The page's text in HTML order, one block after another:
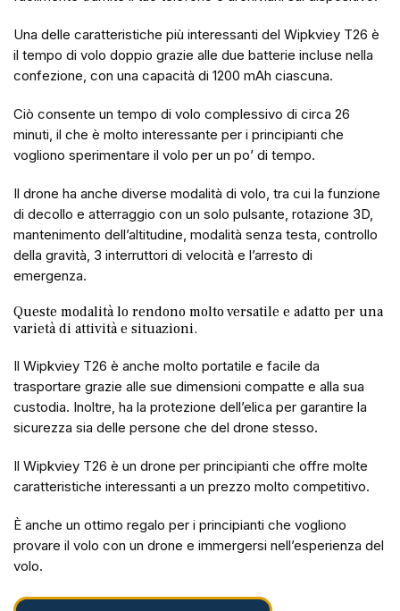
Una delle caratteristiche più interessanti del Wipkviey T26 è
il tempo di volo doppio grazie alle due batterie incluse nella
confezione, con una capacità di 1200 mAh ciascuna.
Ciò consente un tempo di volo complessivo di circa 26
minuti, il che è molto interessante per i principianti che
vogliono sperimentare il volo per un po’ di tempo.
Il drone ha anche diverse modalità di volo, tra cui la funzione
di decollo e atterraggio con un solo pulsante, rotazione 3D,
mantenimento dell’altitudine, modalità senza testa, controllo
della gravità, 3 interruttori di velocità e l’arresto di
emergenza.
Queste modalità lo rendono molto versatile e adatto per una
varietà di attività e situazioni.
Il Wipkviey T26 è anche molto portatile e facile da
trasportare grazie alle sue dimensioni compatte e alla sua
custodia. Inoltre, ha la protezione dell’elica per garantire la
sicurezza sia delle persone che del drone stesso.
Il Wipkviey T26 è un drone per principianti che offre molte
caratteristiche interessanti a un prezzo molto competitivo.
È anche un ottimo regalo per i principianti che vogliono
provare il volo con un drone e immergersi nell’esperienza del
volo.